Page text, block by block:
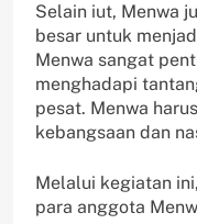
Selain iut, Menwa
besar untuk
Menwa sangat
menghadapi
pesat. Menwa
kebangsaan dan
Melalui kegiatan
para anggota